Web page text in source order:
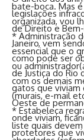
bate-boca. Mas
organizada, vou
* Administração
essencial que o
ou
com os demais
(murais, e-mail
* Estabeleça
liste quais
legislações
de Direito e
Janeiro, vem
como pode ser
de Justiça do Rio
gatos que viviam
Oeste de
onde viviam,
protetores que